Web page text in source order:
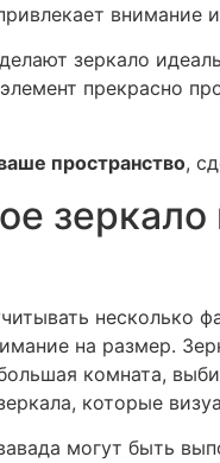
внимание
делают зеркало
прекрасно
пространство,
несколько
на размер.
комната,
которые
могут быть